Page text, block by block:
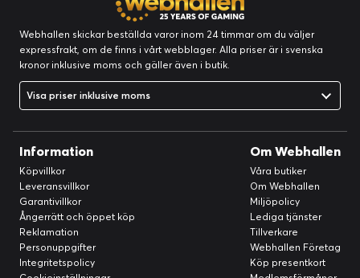
Webhallen skickar beställda varor inom 24 timmar om du väljer
expressfrakt, om de finns i vårt webblager. Alla priser är i svenska
kronor inklusive moms och gäller även i butik.
Visa priser inklusive moms
Information
Köpvillkor
Leveransvillkor
Garantivillkor
Ångerrätt och öppet köp
Reklamation
Personuppgifter
Integritetspolicy
Om Webhallen
Våra butiker
Om Webhallen
Miljöpolicy
Lediga tjänster
Tillverkare
Webhallen Företag
Köp presentkort